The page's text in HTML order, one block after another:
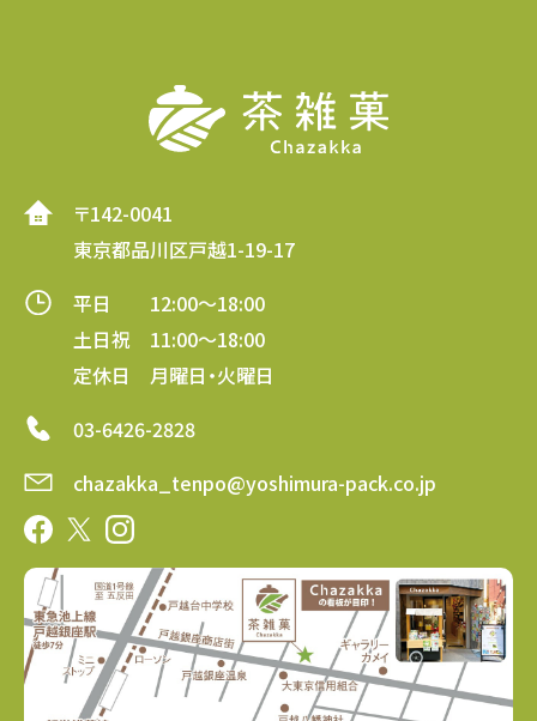
〒142-0041
東京都品川区戸越1-19-17
平日 12:00～18:00
土日祝 11:00～18:00
定休日 月曜日・火曜日
03-6426-2828
chazakka_tenpo@yoshimura-pack.co.jp